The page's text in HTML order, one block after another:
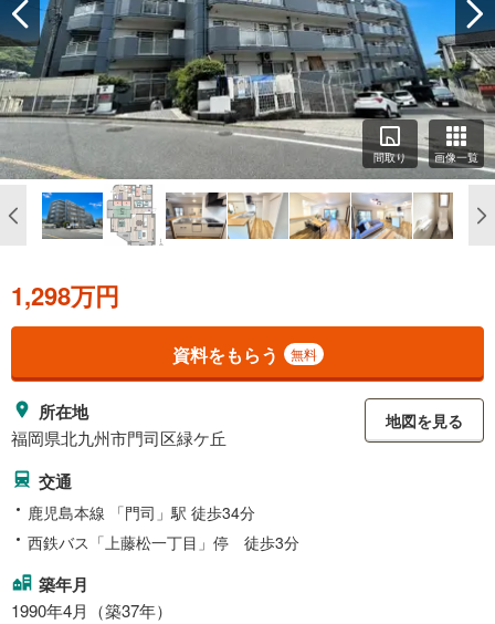
間取り 画像一覧
1,298万円
資料をもらう 無料
所在地
福岡県北九州市門司区緑ケ丘
地図を見る
交通
鹿児島本線 「門司」駅 徒歩34分
西鉄バス「上藤松一丁目」停 徒歩3分
築年月
1990年4月（築37年）